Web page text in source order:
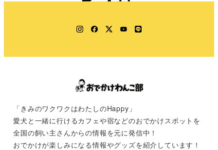
Instagram
Facebook
TwitterYouTube
LINE
「きみのワクワクはわたしのHappy」
愛犬と一緒に行けるカフェや宿などのおでかけスポットを
全国の飼い主さんからの情報を元に発信中！
おでかけが楽しみになる情報やグッズを紹介しています！